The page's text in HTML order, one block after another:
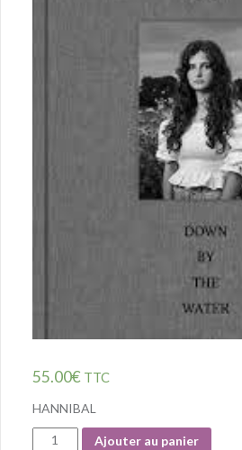
55.00€ TTC
HANNIBAL
Quantité
Ajouter au panier